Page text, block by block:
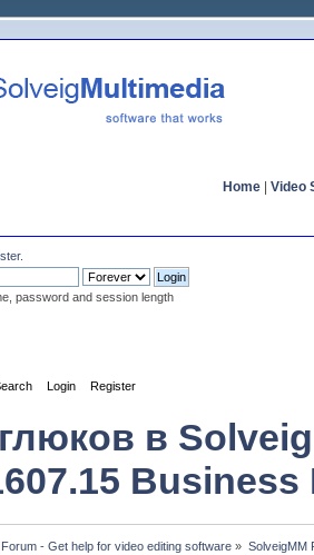
Home Video
.
password and session length
Login Register
в
- Get help for video editing software » SolveigMM